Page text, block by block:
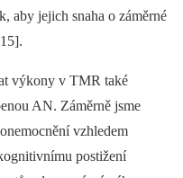
aby jejich snaha o záměrné
výkony v TMR také
AN. Záměrně jsme
vzhledem
postižení